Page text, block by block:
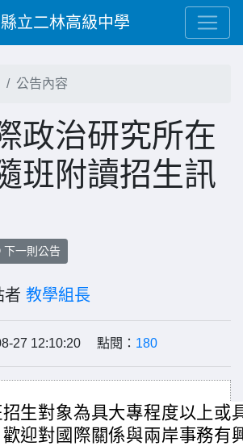
立二林高級中學
公告內容
政治研究所在
班附讀招生訊
下一則公告
者 教學組長
27 12:10:20 點閱： 180
生對象為具大專程度以上或
迎對國際關係與兩岸事務有